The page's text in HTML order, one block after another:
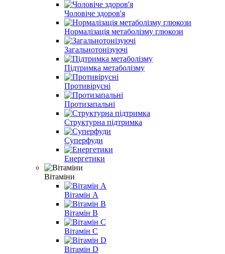
Чоловіче здоров'я
Нормалізація метаболізму глюкози
Загальнотонізуючі
Підтримка метаболізму
Противірусні
Протизапальні
Структурна підтримка
Суперфуди
Енергетики
Вітаміни
Вітамін A
Вітамін B
Вітамін С
Вітамін D